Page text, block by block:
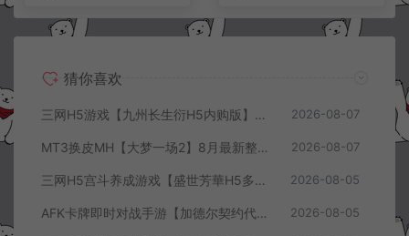
猜你喜欢
三网H5游戏【九州长生衍H5内购版】8月最新整理Linux手工服务端+管理后台+GM授权后台+简易安卓客户端+详细搭建教程+视频教程 2026-08-07
MT3换皮MH【大梦一场2】8月最新整理Linux手工服务端+源码+管理后台+安卓苹果双端+详细搭建教程+视频教程 2026-08-07
三网H5宫斗养成游戏【盛世芳華H5多区跨服代金券内购优化版】8月最新整理Linux手工服务端+CDK授权后台+全资源安卓+详细搭建教程+视频教程 2026-08-05
AFK卡牌即时对战手游【加德尔契约代金券内购修复版】8月最新整理Linux手工服务端+前后端全套源码+CDK授权后台+安卓苹果双端+详细搭建教程+视频教程 2026-08-05